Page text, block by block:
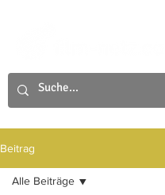
Beitrag
Alle Beiträge